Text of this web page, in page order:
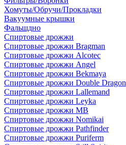
Хомуты/Обручи/Прокладки
Вакуумные крышки
Фальшдно
Спиртовые дрожжи
Спиртовые дрожжи Bragman
Спиртовые дрожжи Alcotec
Спиртовые дрожжи Angel
Спиртовые дрожжи Bekmaya
Спиртовые дрожжи Double Dragon
Спиртовые дрожжи Lallemand
Спиртовые дрожжи Leyka
Спиртовые дрожжи MB
Спиртовые дрожжи Nomikai
Спиртовые дрожжи Pathfinder
Спиртовые дрожжи Puriferm